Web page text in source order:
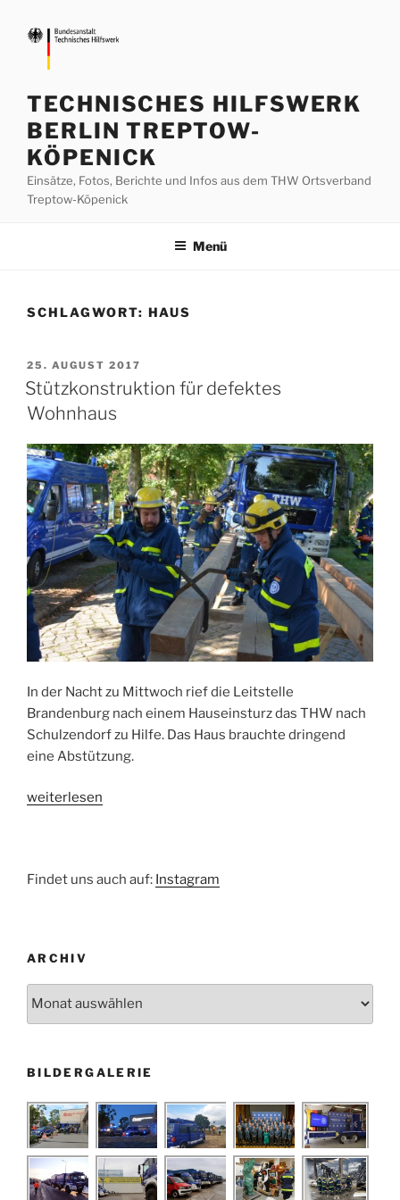
Inhalt
springen
TECHNISCHES HILFSWERK
BERLIN TREPTOW-
KÖPENICK
Einsätze, Fotos, Berichte und Infos aus dem THW Ortsverband
Treptow-Köpenick
Menü
SCHLAGWORT: HAUS
VERÖFFENTLICHT
AM
25. AUGUST 2017
Stützkonstruktion für defektes
Wohnhaus
In der Nacht zu Mittwoch rief die Leitstelle
Brandenburg nach einem Hauseinsturz das THW nach
Schulzendorf zu Hilfe. Das Haus brauchte dringend
eine Abstützung.
„Stützkonstruktion
weiterlesen
Findet uns auch auf: Instagram
ARCHIV
BILDERGALERIE